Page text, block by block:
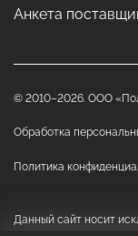
Анкета
© 2010–2026. ООО
Обработка
Политика
Данный сайт носит